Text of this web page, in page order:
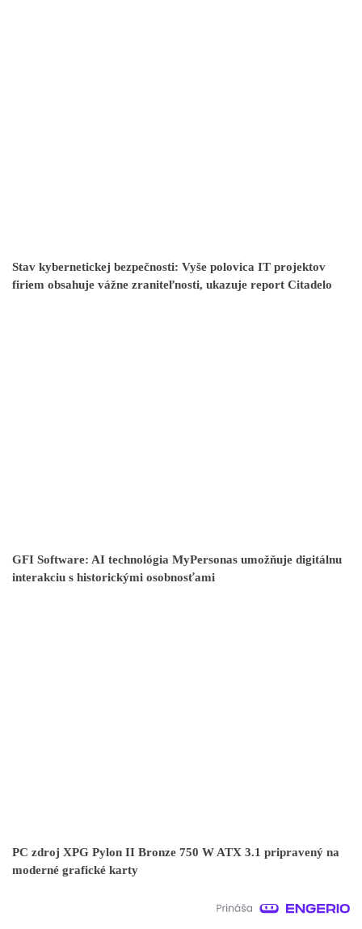
Stav kybernetickej bezpečnosti: Vyše polovica IT projektov
firiem obsahuje vážne zraniteľnosti, ukazuje report Citadelo
GFI Software: AI technológia MyPersonas umožňuje digitálnu
interakciu s historickými osobnosťami
PC zdroj XPG Pylon II Bronze 750 W ATX 3.1 pripravený na
moderné grafické karty